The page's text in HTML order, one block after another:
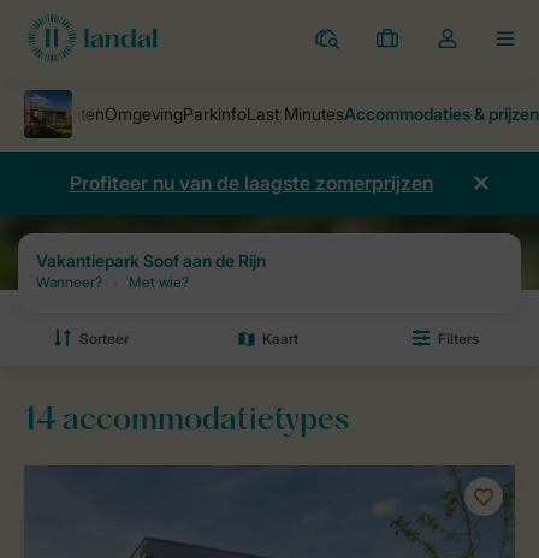
Parken
Mijn
Open
dropdown
mijn
account
Profiteer nu van de laagste zomerprijzen
Vakantieparken Vakantiepark Soof aan de Rijn